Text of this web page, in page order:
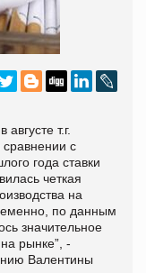
т.г.
сравнении с
года ставки
четкая
на
по данным
значительное
рынке”, -
Валентины